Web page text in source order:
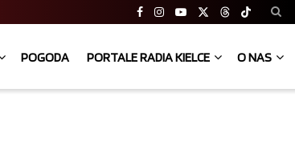
POGODA PORTALE RADIA KIELCE O NAS